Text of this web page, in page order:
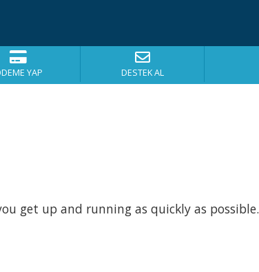
YAP DESTEK AL
get up and running as quickly as possible.